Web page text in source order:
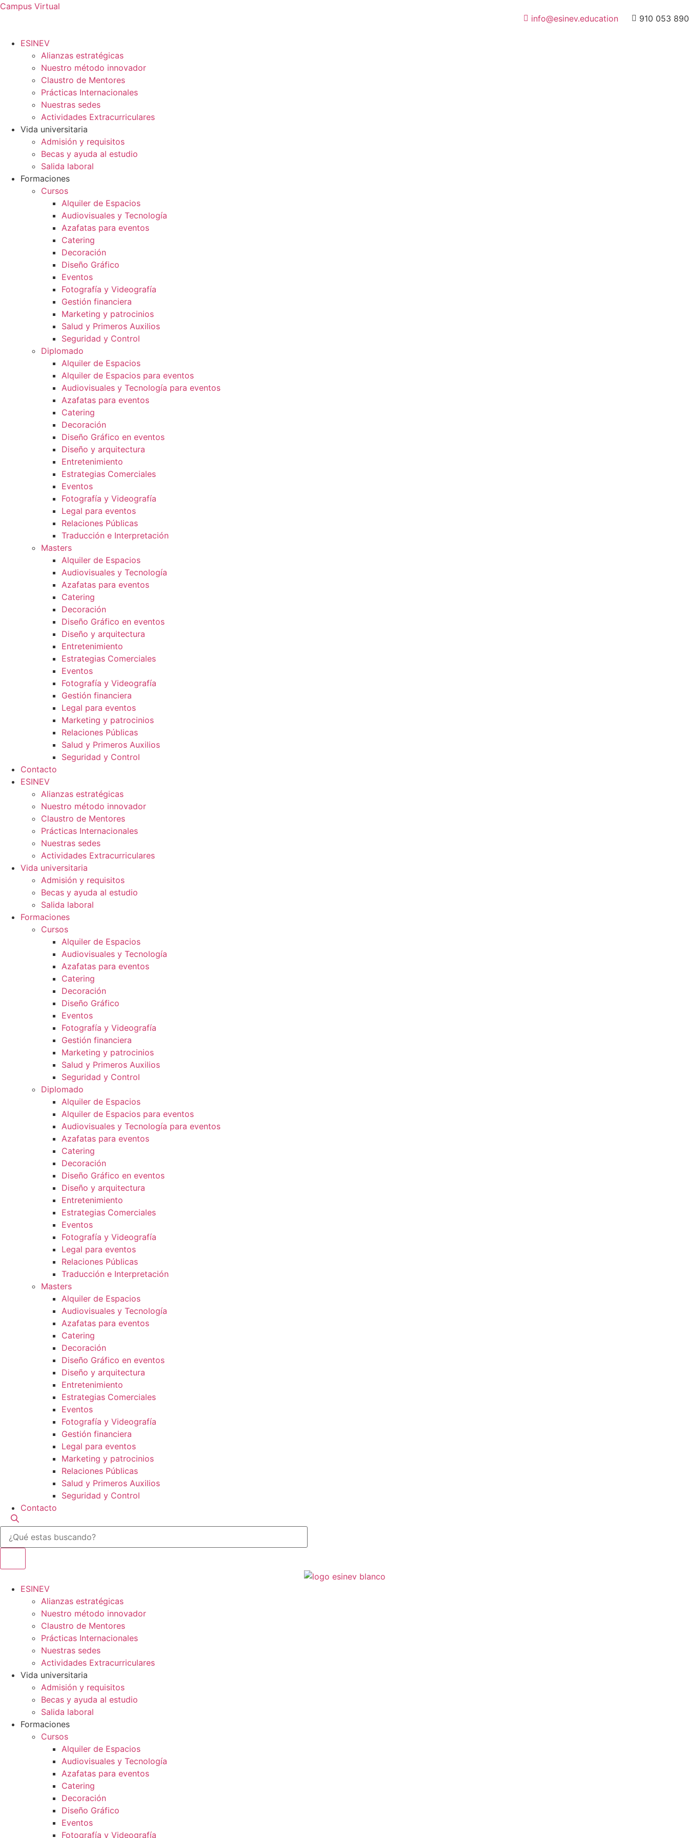
Ir
Campus Virtual
info@esinev.education
910 053 890
ESINEV
Alianzas estratégicas
Nuestro método innovador
Claustro de Mentores
Prácticas Internacionales
Nuestras sedes
Actividades Extracurriculares
Vida universitaria
Admisión y requisitos
Becas y ayuda al estudio
Salida laboral
Formaciones
Cursos
Alquiler de Espacios
Audiovisuales y Tecnología
Azafatas para eventos
Catering
Decoración
Diseño Gráfico
Eventos
Fotografía y Videografía
Gestión financiera
Marketing y patrocinios
Salud y Primeros Auxilios
Seguridad y Control
Diplomado
Alquiler de Espacios
Alquiler de Espacios para eventos
Audiovisuales y Tecnología para eventos
Azafatas para eventos
Catering
Decoración
Diseño Gráfico en eventos
Diseño y arquitectura
Entretenimiento
Estrategias Comerciales
Eventos
Fotografía y Videografía
Legal para eventos
Relaciones Públicas
Traducción e Interpretación
Masters
Alquiler de Espacios
Audiovisuales y Tecnología
Azafatas para eventos
Catering
Decoración
Diseño Gráfico en eventos
Diseño y arquitectura
Entretenimiento
Estrategias Comerciales
Eventos
Fotografía y Videografía
Gestión financiera
Legal para eventos
Marketing y patrocinios
Relaciones Públicas
Salud y Primeros Auxilios
Seguridad y Control
Contacto
ESINEV
Alianzas estratégicas
Nuestro método innovador
Claustro de Mentores
Prácticas Internacionales
Nuestras sedes
Actividades Extracurriculares
Vida universitaria
Admisión y requisitos
Becas y ayuda al estudio
Salida laboral
Formaciones
Cursos
Alquiler de Espacios
Audiovisuales y Tecnología
Azafatas para eventos
Catering
Decoración
Diseño Gráfico
Eventos
Fotografía y Videografía
Gestión financiera
Marketing y patrocinios
Salud y Primeros Auxilios
Seguridad y Control
Diplomado
Alquiler de Espacios
Alquiler de Espacios para eventos
Audiovisuales y Tecnología para eventos
Azafatas para eventos
Catering
Decoración
Diseño Gráfico en eventos
Diseño y arquitectura
Entretenimiento
Estrategias Comerciales
Eventos
Fotografía y Videografía
Legal para eventos
Relaciones Públicas
Traducción e Interpretación
Masters
Alquiler de Espacios
Audiovisuales y Tecnología
Azafatas para eventos
Catering
Decoración
Diseño Gráfico en eventos
Diseño y arquitectura
Entretenimiento
Estrategias Comerciales
Eventos
Fotografía y Videografía
Gestión financiera
Legal para eventos
Marketing y patrocinios
Relaciones Públicas
Salud y Primeros Auxilios
Seguridad y Control
Contacto
Búsqueda
productos
ESINEV
Alianzas estratégicas
Nuestro método innovador
Claustro de Mentores
Prácticas Internacionales
Nuestras sedes
Actividades Extracurriculares
Vida universitaria
Admisión y requisitos
Becas y ayuda al estudio
Salida laboral
Formaciones
Cursos
Alquiler de Espacios
Audiovisuales y Tecnología
Azafatas para eventos
Catering
Decoración
Diseño Gráfico
Eventos
Fotografía y Videografía